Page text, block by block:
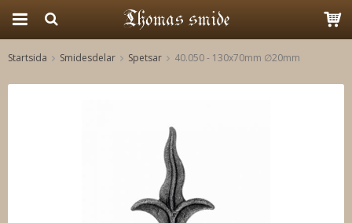
Startsida Smidesdelar Spetsar 40.050 - 130x70mm ∅20mm